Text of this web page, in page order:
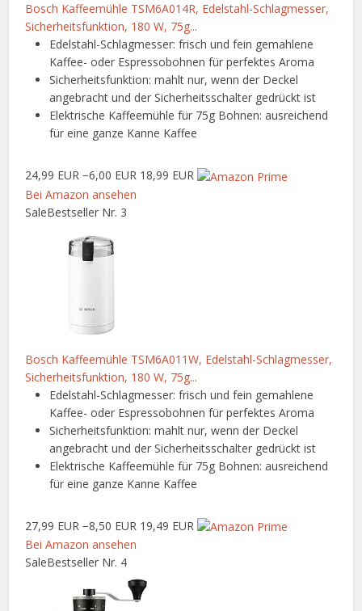
Bosch Kaffeemühle TSM6A014R, Edelstahl-Schlagmesser,
Sicherheitsfunktion, 180 W, 75g...
Edelstahl-Schlagmesser: frisch und fein gemahlene
Kaffee- oder Espressobohnen für perfektes Aroma
Sicherheitsfunktion: mahlt nur, wenn der Deckel
angebracht und der Sicherheitsschalter gedrückt ist
Elektrische Kaffeemühle für 75g Bohnen: ausreichend
für eine ganze Kanne Kaffee
24,99 EUR −6,00 EUR 18,99 EUR
Bei Amazon ansehen
SaleBestseller Nr. 3
Bosch Kaffeemühle TSM6A011W, Edelstahl-Schlagmesser,
Sicherheitsfunktion, 180 W, 75g...
Edelstahl-Schlagmesser: frisch und fein gemahlene
Kaffee- oder Espressobohnen für perfektes Aroma
Sicherheitsfunktion: mahlt nur, wenn der Deckel
angebracht und der Sicherheitsschalter gedrückt ist
Elektrische Kaffeemühle für 75g Bohnen: ausreichend
für eine ganze Kanne Kaffee
27,99 EUR −8,50 EUR 19,49 EUR
Bei Amazon ansehen
SaleBestseller Nr. 4